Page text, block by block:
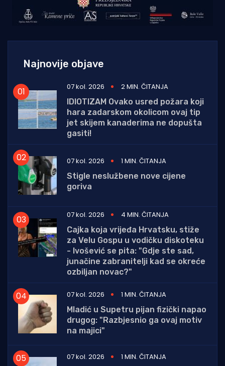
Najnovije objave
07 kol. 2026
2 MIN. ČITANJA
IDIOTIZAM Ovako usred požara koji
hara zadarskom okolicom ovaj tip
jet skijem kanaderima ne dopušta
gasiti!
07 kol. 2026
1 MIN. ČITANJA
Stigle neslužbene nove cijene
goriva
07 kol. 2026
4 MIN. ČITANJA
Cajka koja vrijeđa Hrvatsku, stiže
za Velu Gospu u vodičku diskoteku
- Ivošević se pita: "Gdje ste sad,
junačine zabranitelji kad se okreće
ozbiljan novac?"
07 kol. 2026
1 MIN. ČITANJA
Mladić u Supetru pijan fizički napao
drugog: "Razbjesnio ga ovaj motiv
na majici"
07 kol. 2026
1 MIN. ČITANJA